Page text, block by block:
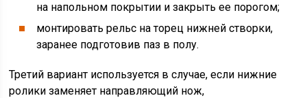
на напольном покрытии и закрыть ее порогом;
монтировать рельс на торец нижней створки,
заранее подготовив паз в полу.
Третий вариант используется в случае, если нижние
ролики заменяет направляющий нож,